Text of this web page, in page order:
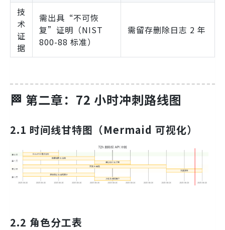
技
术
证
据
需出具“不可恢
复”证明（NIST
800-88 标准）
需留存删除日志 2 年
🏁 第二章：72 小时冲刺路线图
2.1 时间线甘特图（Mermaid 可视化）
2.2 角色分工表